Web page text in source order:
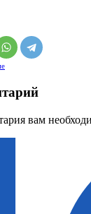
вам